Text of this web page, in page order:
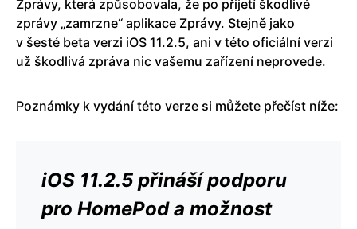
Zprávy, která způsobovala, že po přijetí škodlivé
zprávy „zamrzne“ aplikace Zprávy. Stejně jako
v šesté beta verzi iOS 11.2.5, ani v této oficiální verzi
už škodlivá zpráva nic vašemu zařízení neprovede.
Poznámky k vydání této verze si můžete přečíst níže:
iOS 11.2.5 přináší podporu
pro HomePod a možnost